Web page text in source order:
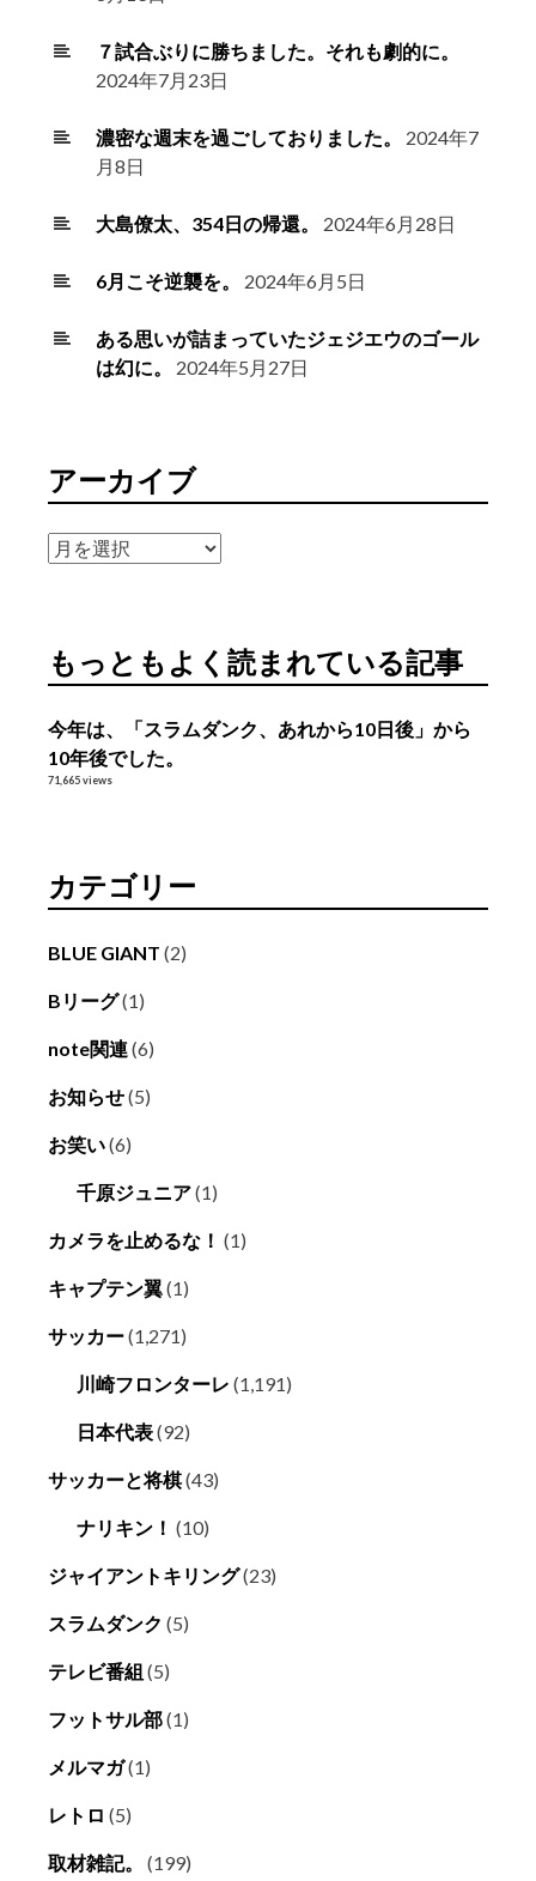
７試合ぶりに勝ちました。それも劇的に。
2024年7月23日
濃密な週末を過ごしておりました。
2024年7
月8日
大島僚太、354日の帰還。 2024年6月28日
6月こそ逆襲を。 2024年6月5日
ある思いが詰まっていたジェジエウのゴール
は幻に。
2024年5月27日
アーカイブ
ア
ブ
もっともよく読まれている記事
今年は、「スラムダンク、あれから10日後」から
10年後でした。
71,665 views
カテゴリー
BLUE GIANT (2)
Bリーグ(1)
note関連(6)
お知らせ(5)
お笑い(6)
千原ジュニア(1)
カメラを止めるな！ (1)
キャプテン翼(1)
サッカー(1,271)
川崎フロンターレ (1,191)
日本代表(92)
サッカーと将棋(43)
ナリキン！ (10)
ジャイアントキリング(23)
スラムダンク (5)
テレビ番組 (5)
フットサル部(1)
メルマガ(1)
レトロ (5)
取材雑記。 (199)